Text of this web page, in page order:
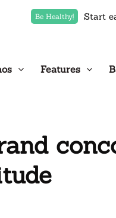
Be Healthy! Start
Features